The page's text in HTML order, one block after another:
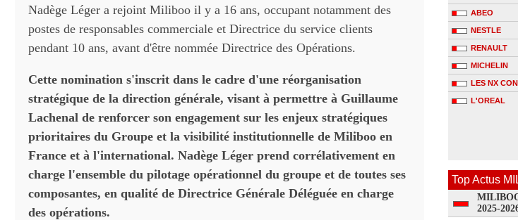
Nadège Léger a rejoint Miliboo il y a 16 ans, occupant notamment des
postes de responsables commerciale et Directrice du service clients
pendant 10 ans, avant d'être nommée Directrice des Opérations.
Cette nomination s'inscrit dans le cadre d'une réorganisation
stratégique de la direction générale, visant à permettre à Guillaume
Lachenal de renforcer son engagement sur les enjeux stratégiques
prioritaires du Groupe et la visibilité institutionnelle de Miliboo en
France et à l'international. Nadège Léger prend corrélativement en
charge l'ensemble du pilotage opérationnel du groupe et de toutes ses
composantes, en qualité de Directrice Générale Déléguée en charge
des opérations.
ABEO
NESTLE
RENAULT
MICHELIN
LES NX
L'OREAL
Top Actus
2025-